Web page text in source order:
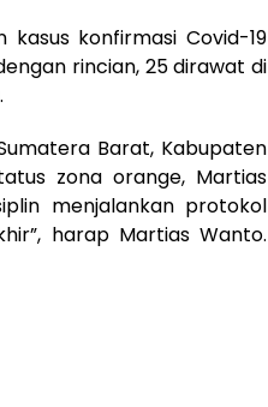
konfirmasi Covid-19
rincian, 25 dirawat di
Barat, Kabupaten
zona orange, Martias
menjalankan protokol
harap Martias Wanto.